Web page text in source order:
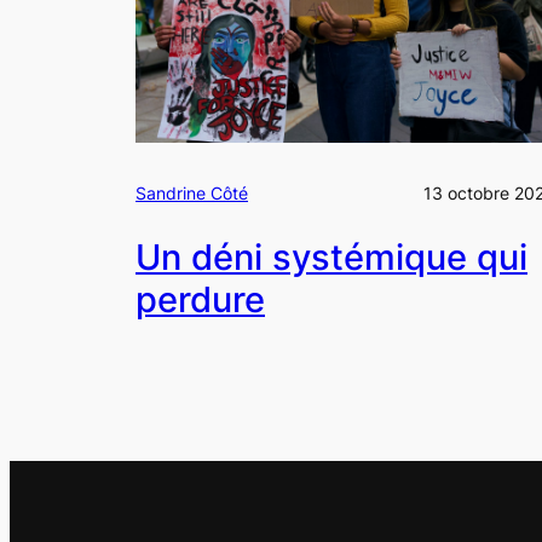
Sandrine Côté 13 octobre
Un déni systémique qui
perdure